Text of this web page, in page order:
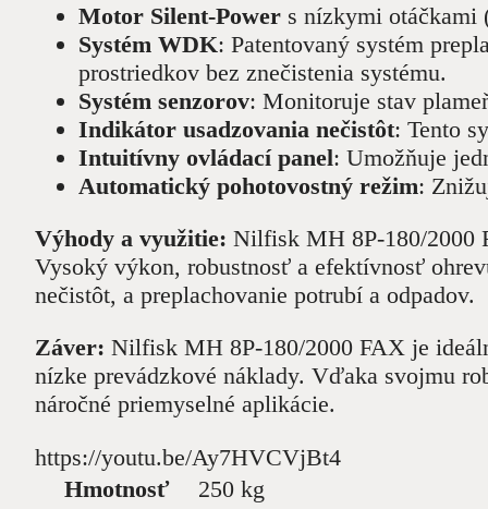
Motor Silent-Power s nízkymi otáčkami
Systém WDK: Patentovaný systém
prostriedkov bez znečistenia systému.
Systém senzorov: Monitoruje stav
Indikátor usadzovania nečistôt: Tento
Intuitívny ovládací panel: Umožňuje
Automatický pohotovostný režim:
Výhody a využitie: Nilfisk MH 8P-180/2000
Vysoký výkon, robustnosť a efektívnosť
nečistôt, a preplachovanie potrubí a odpadov.
Záver: Nilfisk MH 8P-180/2000 FAX je
nízke prevádzkové náklady. Vďaka svojmu
náročné priemyselné aplikácie.
https://youtu.be/Ay7HVCVjBt4
Hmotnosť
250 kg